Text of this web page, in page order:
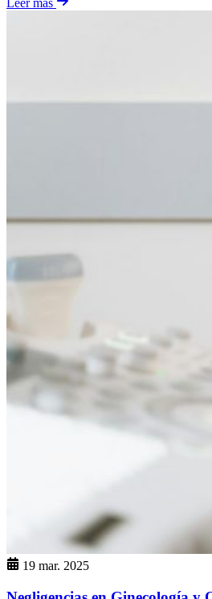
Leer más
19 mar. 2025